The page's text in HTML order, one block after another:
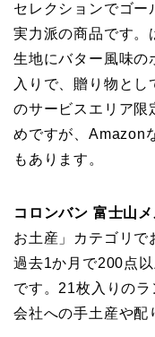
セレクションでゴー
実力派の商品です。
生地にバター風味の
入りで、贈り物と
のサービスエリア限
めですが、Amazon
もあります。
コロンバン 富士山
お土産」カテゴリで
過去1か月で200点
です。21枚入りのラ
会社への手土産や配